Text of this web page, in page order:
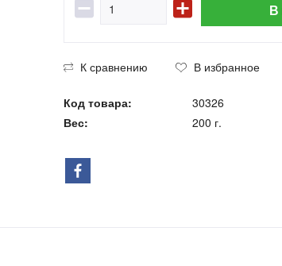
В
К сравнению В избранное
Код товара:
30326
Вес:
200 г.